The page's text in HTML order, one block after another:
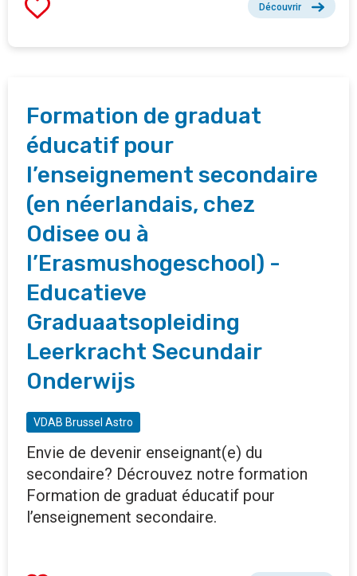
Découvrir
Formation de graduat
éducatif pour
l’enseignement secondaire
(en néerlandais, chez
Odisee ou à
l’Erasmushogeschool) -
Educatieve
Graduaatsopleiding
Leerkracht Secundair
Onderwijs
VDAB Brussel Astro
Envie de devenir enseignant(e) du
secondaire? Décrouvez notre formation
Formation de graduat éducatif pour
l’enseignement secondaire.